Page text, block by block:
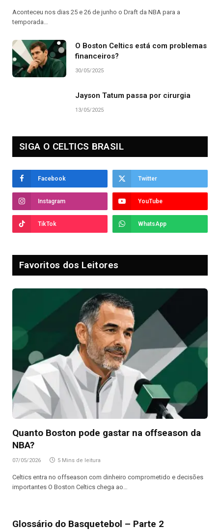
Aconteceu nos dias 25 e 26 de junho o Draft da NBA para a
temporada…
O Boston Celtics está com problemas
financeiros?
30/05/2025
Jayson Tatum passa por cirurgia
13/05/2025
SIGA O CELTICS BRASIL
Facebook Twitter
Instagram YouTube
TikTok WhatsApp
Favoritos dos Leitores
Quanto Boston pode gastar na offseason da
NBA?
07/05/2026 5 Mins de leitura
Celtics entra no offseason com dinheiro comprometido e decisões
importantes O Boston Celtics chega ao…
Glossário do Basquetebol – Parte 2